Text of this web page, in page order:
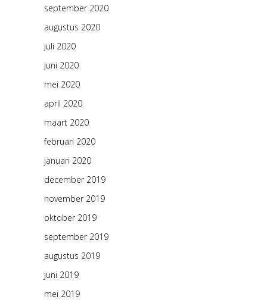
september 2020
augustus 2020
juli 2020
juni 2020
mei 2020
april 2020
maart 2020
februari 2020
januari 2020
december 2019
november 2019
oktober 2019
september 2019
augustus 2019
juni 2019
mei 2019